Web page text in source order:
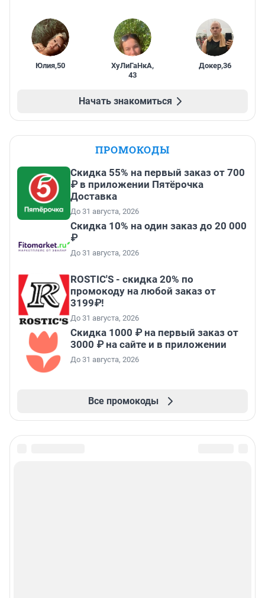
Юлия,50 ХуЛиГаНкА,
43
Докер,36
Начать знакомиться
ПРОМОКОДЫ
Скидка 55% на первый заказ от 700
₽ в приложении Пятёрочка
Доставка
До 31 августа, 2026
Скидка 10% на один заказ до 20 000
₽
До 31 августа, 2026
ROSTIC'S - скидка 20% по
промокоду на любой заказ от
3199₽!
До 31 августа, 2026
Скидка 1000 ₽ на первый заказ от
3000 ₽ на сайте и в приложении
До 31 августа, 2026
Все промокоды